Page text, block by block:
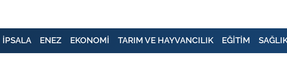
İPSALA ENEZ EKONOMİ TARIM VE HAYVANCILIK EĞİTİM